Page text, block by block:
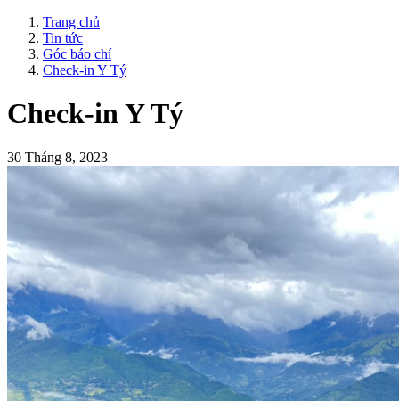
Trang chủ
Tin tức
Góc báo chí
Check-in Y Tý
Check-in Y Tý
30 Tháng 8, 2023